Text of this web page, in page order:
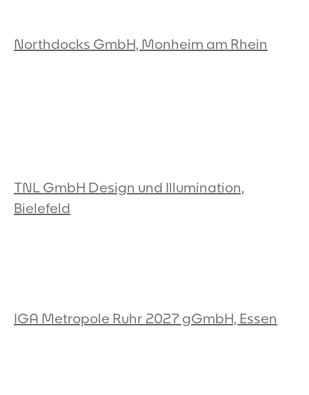
Northdocks GmbH, Monheim am Rhein
TNL GmbH Design und Illumination,
Bielefeld
IGA Metropole Ruhr 2027 gGmbH, Essen